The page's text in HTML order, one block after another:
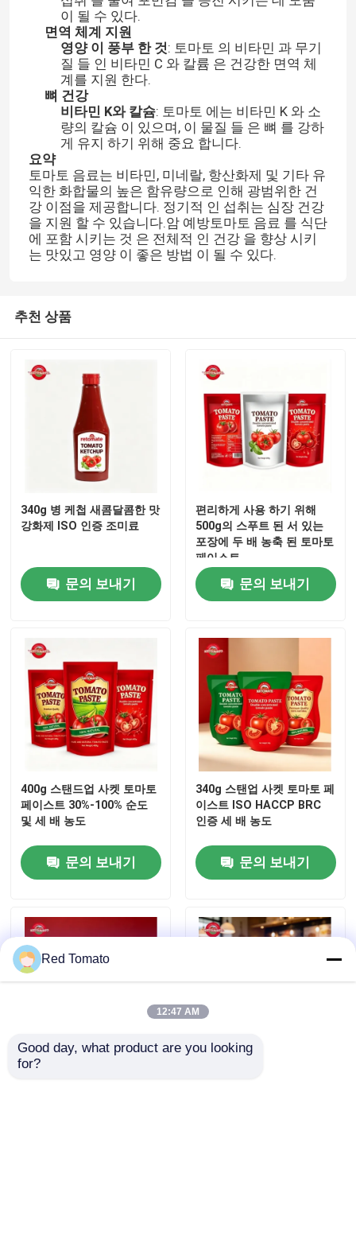
우리 에 관한 것
품질 관리
저희와 연락
인용 을 요청 하십시오
통조림 토마토 페이스트
항아리 토마토 페이스트
이 될 수 있다.
면역 체계 지원
영양 이 풍부 한 것: 토마토 의 비타민 과 무기
질 들 인 비타민 C 와 칼륨 은 건강한 면역 체
계를 지원 한다.
뼈 건강
비타민 K와 칼슘: 토마토 에는 비타민 K 와 소
량의 칼슘 이 있으며, 이 물질 들 은 뼈 를 강하
게 유지 하기 위해 중요 합니다.
요약
토마토 음료는 비타민, 미네랄, 항산화제 및 기타 유
익한 화합물의 높은 함유량으로 인해 광범위한 건
강 이점을 제공합니다. 정기적 인 섭취는 심장 건강
을 지원 할 수 있습니다.암 예방토마토 음료 를 식단
에 포함 시키는 것 은 전체적 인 건강 을 향상 시키
는 맛있고 영양 이 좋은 방법 이 될 수 있다.
추천 상품
340g 병 케첩 새콤달콤한 맛
강화제 ISO 인증 조미료
문의 보내기
편리하게 사용 하기 위해
500g의 스푸트 된 서 있는
포장에 두 배 농축 된 토마토
페이스트
문의 보내기
400g 스탠드업 사켓 토마토
페이스트 30%-100% 순도
및 세 배 농도
문의 보내기
340g 스탠업 사켓 토마토 페
이스트 ISO HACCP BRC
인증 세 배 농도
문의 보내기
340g ISO, HACCP, BRC 인
Red Tomato
12:47 AM
Good day, what product are you looking
for?